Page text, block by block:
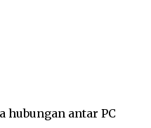
hubungan antar PC